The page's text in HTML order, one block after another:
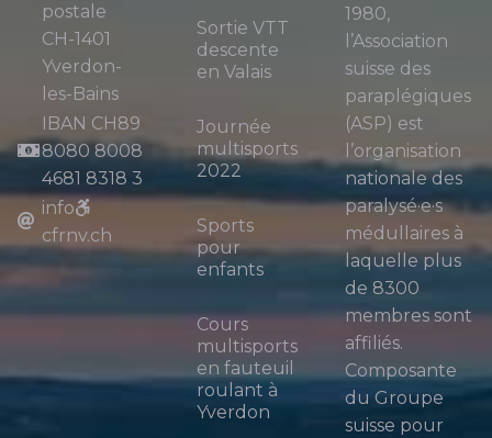
postale
CH-1401
Yverdon-
les-Bains
IBAN CH89
8080 8008
4681 8318 3
info
cfrnv.ch
Sortie VTT
descente
en Valais
Journée
multisports
2022
Sports
pour
enfants
Cours
multisports
en fauteuil
roulant à
Yverdon
1980,
l’Association
suisse des
paraplégiques
(ASP) est
l’organisation
nationale des
paralysé·e·s
médullaires à
laquelle plus
de 8300
membres sont
affiliés.
Composante
du Groupe
suisse pour